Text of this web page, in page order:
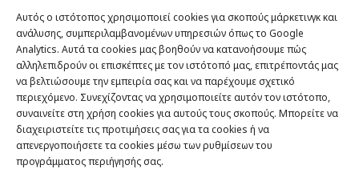
Αυτός ο ιστότοπος χρησιμοποιεί cookies για σκοπούς μάρκετινγκ και
ανάλυσης, συμπεριλαμβανομένων υπηρεσιών όπως το Google
Analytics. Αυτά τα cookies μας βοηθούν να κατανοήσουμε πώς
αλληλεπιδρούν οι επισκέπτες με τον ιστότοπό μας, επιτρέποντάς μας
να βελτιώσουμε την εμπειρία σας και να παρέχουμε σχετικό
περιεχόμενο. Συνεχίζοντας να χρησιμοποιείτε αυτόν τον ιστότοπο,
συναινείτε στη χρήση cookies για αυτούς τους σκοπούς. Μπορείτε να
διαχειριστείτε τις προτιμήσεις σας για τα cookies ή να
απενεργοποιήσετε τα cookies μέσω των ρυθμίσεων του
προγράμματος περιήγησής σας.
TRAVEL NEWS
Οργάνωσε το ταξίδι σου
CITY and CULTURE